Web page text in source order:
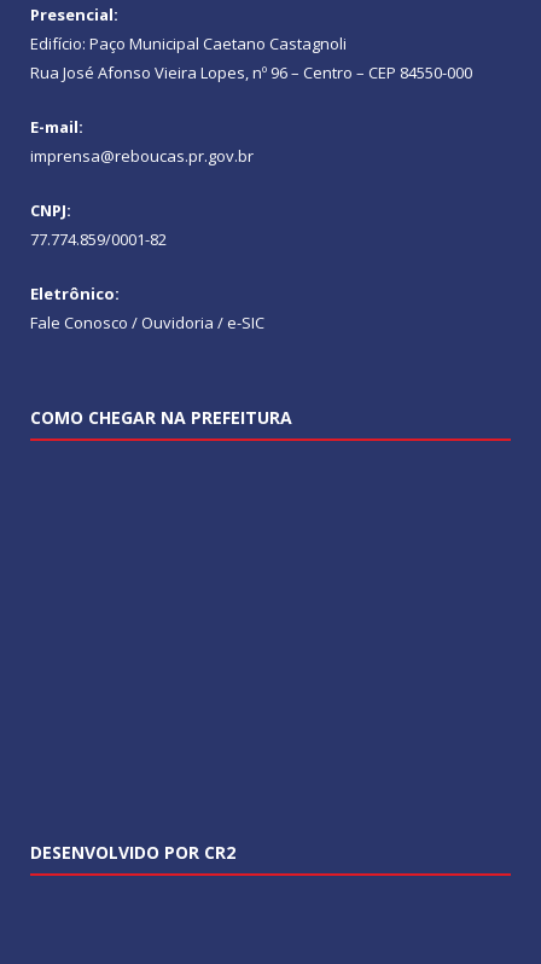
Presencial:
Edifício: Paço Municipal Caetano Castagnoli
Rua José Afonso Vieira Lopes, nº 96 – Centro – CEP 84550-000
E-mail:
imprensa@reboucas.pr.gov.br
CNPJ:
77.774.859/0001-82
Eletrônico:
Fale Conosco / Ouvidoria / e-SIC
COMO CHEGAR NA PREFEITURA
DESENVOLVIDO POR CR2